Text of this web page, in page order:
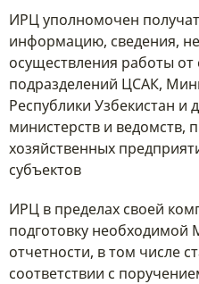
ИРЦ уполномочен
информацию, сведения,
осуществления работы
подразделений ЦСАК,
Республики Узбекистан и
министерств и ведомств,
хозяйственных
субъектов
ИРЦ в пределах своей
подготовку необходимой
отчетности, в том числе
соответствии с